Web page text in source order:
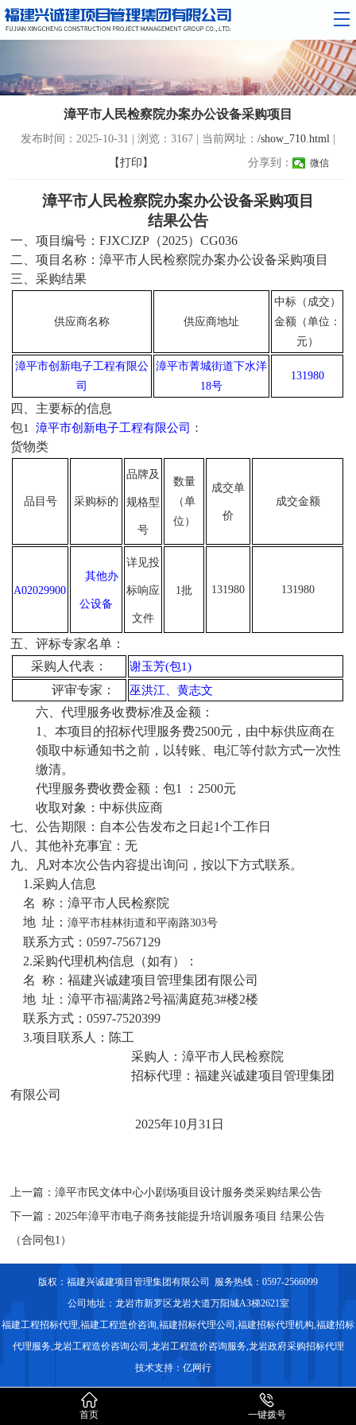
漳平市人民检察院办案办公设备采购项目
发布时间：2025-10-31 | 浏览：3167 | 当前网址： /show_710.html
【打印】
分享到： 微信
漳平市人民检察院办案办公设备采购项目
结果公告
一、项目编号：FJXCJZP（2025）CG036
二、项目名称：漳平市人民检察院办案办公设备采购项目
三、采购结果
供应商名称 供应商地址
中标（成交）
金额（单位：
元）
漳平市创新电子工程有限公
司
漳平市菁城街道下水洋
18号
131980
四、 主要标的信息
包1漳平市创新电子工程有限公司 ：
货物类
品目号 采购标的
品牌及
规格型
号
数量
（单
位）
成交单
价
成交金额
A02029900
其他办
公设备
详见投
标响应
文件
1批 131980 131980
五、评标专家名单 ：
采购人代表：
谢玉芳(包1)
评审专家： 巫洪江、黄志文
六、代理服务收费标准及金额：
1、本项目的招标代理服务费2500元 ，由中标供应商在
领取中标通知书之前，以转账、电汇等付款方式一次性
缴清。
代理服务费收费金额：包1 ：2500元
收取对象：中标供应商
七、公告期限：自本公告发布之日起1个工作日
八、其他补充事宜：无
九、凡对本次公告内容提出询问，按以下方式联系。
1.采购人信息
名 称：漳平市人民检察院
地 址：漳平市桂林街道和平南路303号
联系方式：0597-7567129
2.采购代理机构信息（如有）：
名 称：福建兴诚建项目管理集团有限公司
地 址：漳平市福满路2号福满庭苑3#楼2楼
联系方式：0597-7520399
3.项目联系人： 陈工
采购人：漳平市人民检察院
招标代理 ：福建兴诚建项目管理集团
有限公司
2025年10月 31 日
上一篇：漳平市民文体中心小剧场项目设计服务类采购结果公告
下一篇：2025年漳平市电子商务技能提升培训服务项目 结果公告
（合同包1）
版权：福建兴诚建项目管理集团有限公司 服务热线：0597-2566099
公司地址：龙岩市新罗区龙岩大道万阳城A3梯2621室
福建工程招标代理,福建工程造价咨询,福建招标代理公司,福建招标代理机构,福建招标
代理服务,龙岩工程造价咨询公司,龙岩工程造价咨询服务,龙岩政府采购招标代理
技术支持： 亿网行

首页

一键拨号